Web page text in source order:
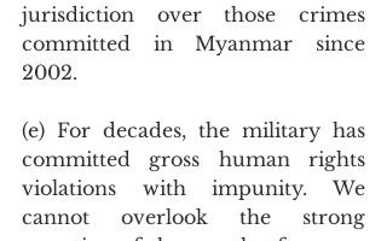
jurisdiction over those crimes
committed in Myanmar since
2002.
(e) For decades, the military has
committed gross human rights
violations with impunity. We
cannot overlook the strong